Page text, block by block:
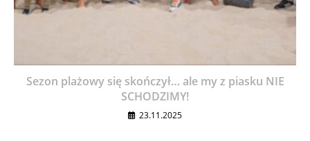
Sezon plażowy się skończył… ale my z piasku NIE
SCHODZIMY!
23.11.2025